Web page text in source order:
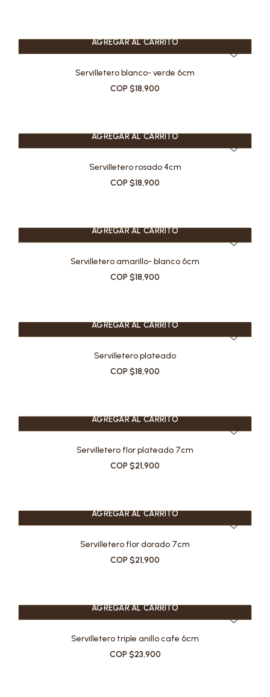
AGREGAR AL CARRITO
Servilletero blanco- verde 6cm
COP $18,900
AGREGAR AL CARRITO
Servilletero rosado 4cm
COP $18,900
AGREGAR AL CARRITO
Servilletero amarillo- blanco 6cm
COP $18,900
AGREGAR AL CARRITO
Servilletero plateado
COP $18,900
AGREGAR AL CARRITO
Servilletero flor plateado 7cm
COP $21,900
AGREGAR AL CARRITO
Servilletero flor dorado 7cm
COP $21,900
AGREGAR AL CARRITO
Servilletero triple anillo cafe 6cm
COP $23,900